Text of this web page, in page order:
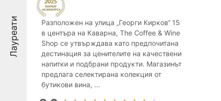
Лауреати
Разположен на улица „Георги Кирков“ 15
в центъра на Каварна, The Coffee & Wine
Shop се утвърждава като предпочитана
дестинация за ценителите на качествени
напитки и подбрани продукти. Магазинът
предлага селектирана колекция от
бутикови вина, ...